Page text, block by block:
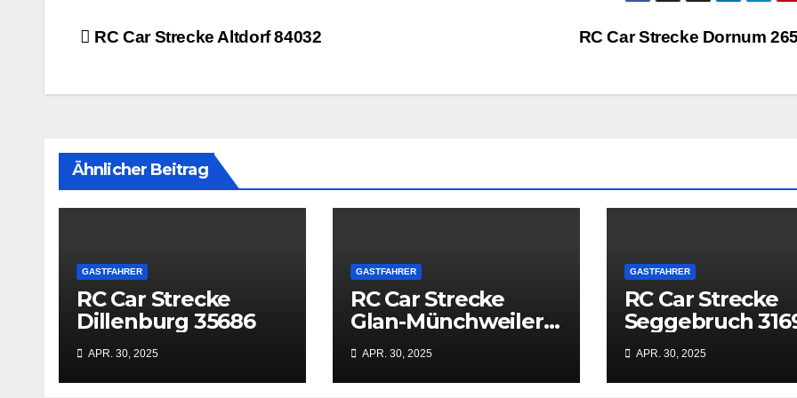
Beitrags-
RC Car Strecke Dornum
RC Car Strecke Altdorf 84032
Ähnlicher Beitrag
GASTFAHRER
RC Car Strecke
Dillenburg 35686
APR. 30, 2025
GASTFAHRER
RC Car Strecke
Glan-Münchweiler
66907
APR. 30, 2025
GASTFAHRER
RC Car Strecke
Seggebruch
APR. 30, 2025